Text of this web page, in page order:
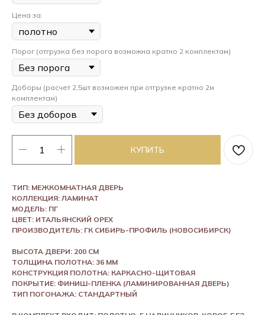
Цена за:
Порог (отгрузка без порога возможна кратно 2 комплектам)
Доборы (расчет 2,5шт возможен при отгрузке кратно 2м
комплектам)
КУПИТЬ
ТИП: МЕЖКОМНАТНАЯ ДВЕРЬ
КОЛЛЕКЦИЯ: ЛАМИНАТ
МОДЕЛЬ: ПГ
ЦВЕТ: ИТАЛЬЯНСКИЙ ОРЕХ
ПРОИЗВОДИТЕЛЬ: ГК СИБИРЬ-ПРОФИЛЬ (НОВОСИБИРСК)
ВЫСОТА ДВЕРИ: 200 СМ
ТОЛЩИНА ПОЛОТНА: 36 ММ
КОНСТРУКЦИЯ ПОЛОТНА: КАРКАСНО-ЩИТОВАЯ
ПОКРЫТИЕ: ФИНИШ-ПЛЕНКА (ЛАМИНИРОВАННАЯ ДВЕРЬ)
ТИП ПОГОНАЖА: СТАНДАРТНЫЙ